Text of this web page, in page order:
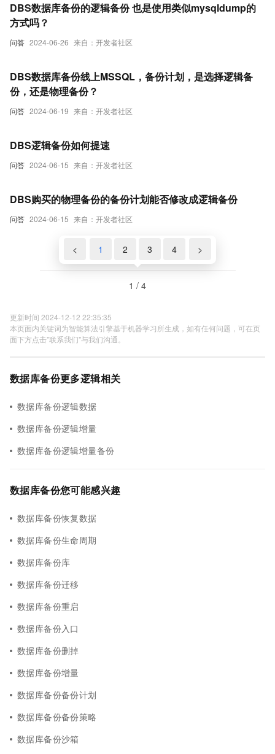
问答 2024-06-26 来自：开发者社区
DBS数据库备份的逻辑备份 也是使用类似mysqldump的
方式吗？
问答 2024-06-19 来自：开发者社区
DBS数据库备份线上MSSQL，备份计划，是选择逻辑备
份，还是物理备份？
问答 2024-06-15 来自：开发者社区
DBS逻辑备份如何提速
问答 2024-06-15 来自：开发者社区
DBS购买的物理备份的备份计划能否修改成逻辑备份
< 1 2 3 4 >
1 / 4
更新时间 2024-12-12 22:35:35
本页面内关键词为智能算法引擎基于机器学习所生成，如有任何问题，可在页
面下方点击"联系我们"与我们沟通。
数据库备份更多逻辑相关
数据库备份逻辑数据
数据库备份逻辑增量
数据库备份逻辑增量备份
数据库备份您可能感兴趣
数据库备份恢复数据
数据库备份生命周期
数据库备份库
数据库备份迁移
数据库备份重启
数据库备份入口
数据库备份删掉
数据库备份增量
数据库备份备份计划
数据库备份备份策略
数据库备份沙箱